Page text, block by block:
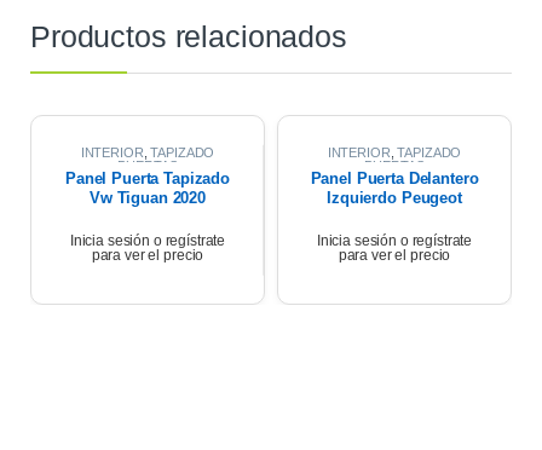
Productos relacionados
INTERIOR ,TAPIZADO
PUERTAS
Panel Puerta Tapizado
Vw Tiguan 2020
Inicia sesión o regístrate
para ver el precio
INTERIOR ,TAPIZADO
PUERTAS
Panel Puerta Delantero
Izquierdo Peugeot
Inicia sesión o regístrate
para ver el precio